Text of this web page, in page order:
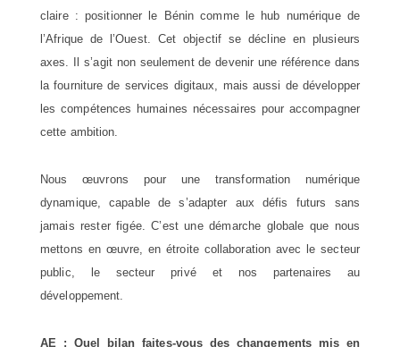
claire : positionner le Bénin comme le hub numérique de
l’Afrique de l’Ouest. Cet objectif se décline en plusieurs
axes. Il s’agit non seulement de devenir une référence dans
la fourniture de services digitaux, mais aussi de développer
les compétences humaines nécessaires pour accompagner
cette ambition.
Nous œuvrons pour une transformation numérique
dynamique, capable de s’adapter aux défis futurs sans
jamais rester figée. C’est une démarche globale que nous
mettons en œuvre, en étroite collaboration avec le secteur
public, le secteur privé et nos partenaires au
développement.
AE : Quel bilan faites-vous des changements mis en